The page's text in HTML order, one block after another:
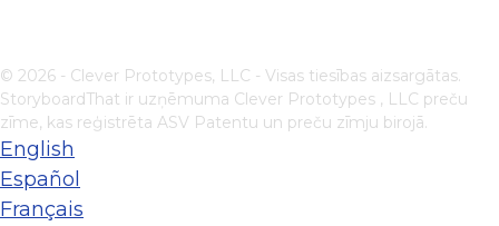
© 2026 - Clever Prototypes, LLC - Visas tiesības aizsargātas.
StoryboardThat ir uzņēmuma Clever Prototypes , LLC preču
zīme, kas reģistrēta ASV Patentu un preču zīmju birojā.
English
Español
Français